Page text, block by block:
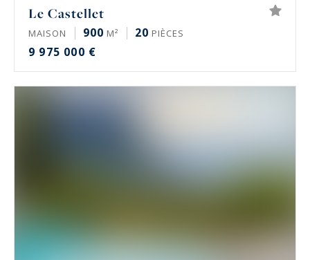
Le Castellet
MAISON 900 M² 20 PIÈCES
9 975 000 €